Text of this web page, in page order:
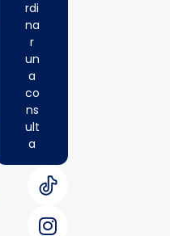
rdi
na
r
un
a
co
ns
ult
a